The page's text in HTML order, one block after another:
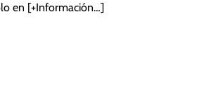
en [+Información…]